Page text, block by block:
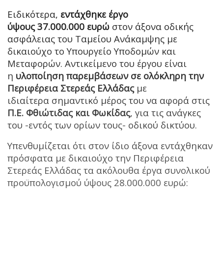
Ειδικότερα, εντάχθηκε έργο
ύψους 37.000.000 ευρώ στον άξονα οδικής
ασφάλειας του Ταμείου Ανάκαμψης με
δικαιούχο το Υπουργείο Υποδομών και
Μεταφορών. Αντικείμενο του έργου είναι
η υλοποίηση παρεμβάσεων σε ολόκληρη την
Περιφέρεια Στερεάς Ελλάδαςμε
ιδιαίτερα σημαντικό μέρος του να αφορά στις
Π.Ε. Φθιώτιδας και Φωκίδας, για τις ανάγκες
του -εντός των ορίων τους- οδικού δικτύου.
Υπενθυμίζεται ότι στον ίδιο άξονα εντάχθηκαν
πρόσφατα με δικαιούχο την Περιφέρεια
Στερεάς Ελλάδας τα ακόλουθα έργα συνολικού
προϋπολογισμού ύψους 28.000.000 ευρώ: